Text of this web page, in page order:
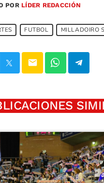
POR LÍDER REDACCIÓN
FUTBOL MILLADOIRO
email